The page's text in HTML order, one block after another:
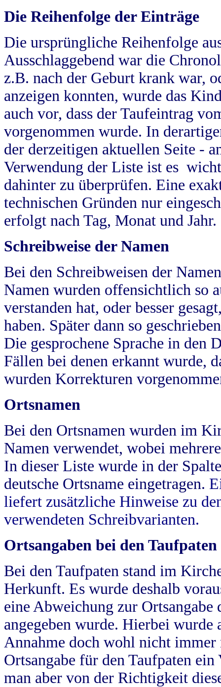
Die Reihenfolge der Einträge
Die ursprüngliche Reihenfolge
Ausschlaggebend war die
z.B. nach der Geburt krank war,
anzeigen konnten, wurde das
auch vor, dass der Taufeintrag
vorgenommen wurde. In
der derzeitigen aktuellen Seite -
Verwendung der Liste ist es
dahinter zu überprüfen. Eine
technischen Gründen nur
erfolgt nach Tag, Monat und Jahr.
Schreibweise der Namen
Bei den Schreibweisen der
Namen wurden offensichtlich so
verstanden hat, oder besser
haben. Später dann so
Die gesprochene Sprache in
Fällen bei denen erkannt wurde,
wurden Korrekturen
Ortsnamen
Bei den Ortsnamen wurden im
Namen verwendet, wobei
In dieser Liste wurde in der
deutsche Ortsname eingetragen.
liefert zusätzliche Hinweise zu
verwendeten Schreibvarianten.
Ortsangaben bei den Taufpaten
Bei den Taufpaten stand im
Herkunft. Es wurde deshalb
eine Abweichung zur
angegeben wurde. Hierbei wurde
Annahme doch wohl nicht
Ortsangabe für den Taufpaten
man aber von der Richtigkeit